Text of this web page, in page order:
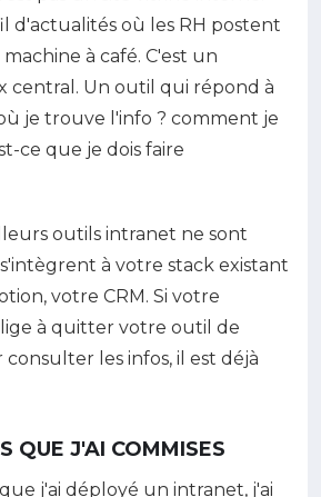
d'actualités où les RH postent
à café. C'est un
central. Un outil qui répond à
je trouve l'info ? comment je
ce que je dois faire
outils intranet ne sont
s'intègrent à votre stack existant
votre CRM. Si votre
à quitter votre outil de
consulter les infos, il est déjà
QUE J'AI COMMISES
j'ai déployé un intranet, j'ai